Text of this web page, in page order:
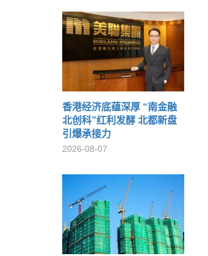
香港经济底蕴深厚 “南金融
北创科”红利发酵 北都新盘
引爆承接力
2026-08-07